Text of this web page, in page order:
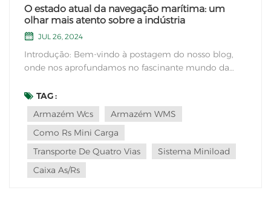
O estado atual da navegação marítima: um
olhar mais atento sobre a indústria
JUL 26, 2024
Introdução: Bem-vindo à postagem do nosso blog,
onde nos aprofundamos no fascinante mundo da
comércio global, a indústria marítima desempenha
um papel crucial na ligação dos pa...
TAG :
Armazém Wcs
Armazém WMS
Como Rs Mini Carga
Transporte De Quatro Vias
Sistema Miniload
Caixa As/rs